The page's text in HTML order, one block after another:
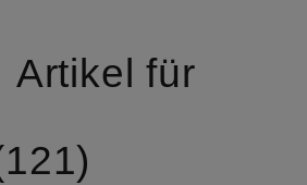
Artikel für
121